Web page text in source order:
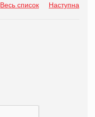
Весь список Наступна